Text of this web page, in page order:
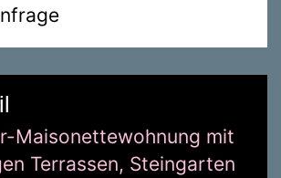
Maisonettewohnung mit
Terrassen, Steingarten